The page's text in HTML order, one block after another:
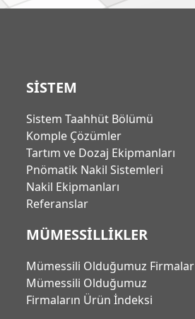
SİSTEM
Sistem Taahhüt Bölümü
Komple Çözümler
Tartım ve Dozaj Ekipmanları
Pnömatik Nakil Sistemleri
Nakil Ekipmanları
Referanslar
MÜMESSİLLİKLER
Mümessili Olduğumuz Firmalar
Mümessili Olduğumuz
Firmaların Ürün İndeksi